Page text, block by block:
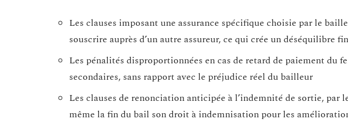
Les clauses imposant une assurance spécifique choisie par le
souscrire auprès d’un autre assureur, ce qui crée un déséquilibre
Les pénalités disproportionnées en cas de retard de paiement du
secondaires, sans rapport avec le préjudice réel du bailleur
Les clauses de renonciation anticipée à l’indemnité de sortie, par
même la fin du bail son droit à indemnisation pour les